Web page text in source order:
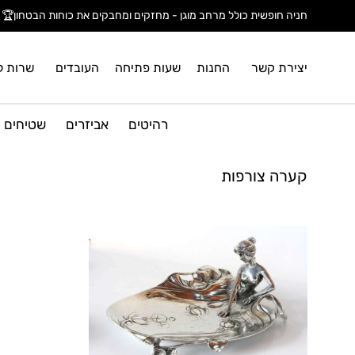
חניה חופשית כולל מרחב מוגן - מחזקים ומחבקים את כוחות הבטחון🏆
יצירת קשר החנות שעות פתיחה העובדים שרות
רהיטים אביזרים שטיחים
קערה צורפות